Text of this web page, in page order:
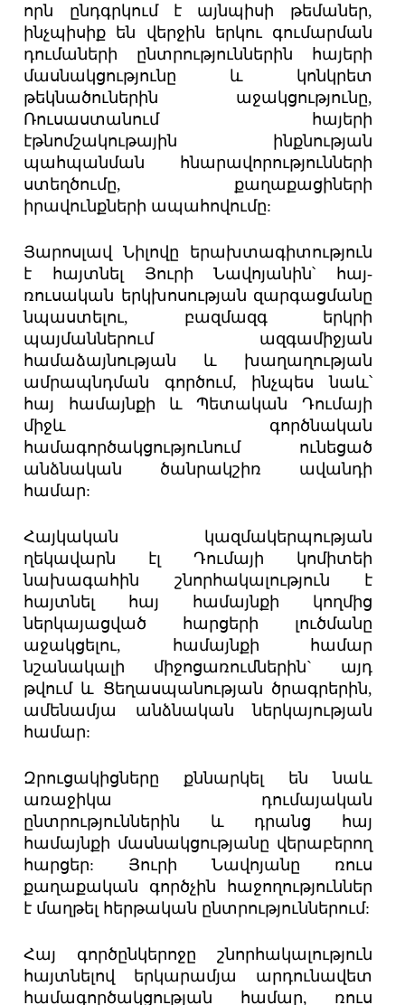
որն ընդգրկում է այնպիսի թեմաներ,
ինչպիսիք են վերջին երկու գումարման
դումաների ընտրություններին հայերի
մասնակցությունը և կոնկրետ
թեկնածուներին աջակցությունը,
Ռուսաստանում հայերի
էթնոմշակութային ինքնության
պահպանման հնարավորությունների
ստեղծումը, քաղաքացիների
իրավունքների ապահովումը:
Յարոսլավ Նիլովը երախտագիտություն
է հայտնել Յուրի Նավոյանին՝ հայ-
ռուսական երկխոսության զարգացմանը
նպաստելու, բազմազգ երկրի
պայմաններում ազգամիջյան
համաձայնության և խաղաղության
ամրապնդման գործում, ինչպես նաև՝
հայ համայնքի և Պետական Դումայի
միջև գործնական
համագործակցությունում ունեցած
անձնական ծանրակշիռ ավանդի
համար:
Հայկական կազմակերպության
ղեկավարն էլ Դումայի կոմիտեի
նախագահին շնորհակալություն է
հայտնել հայ համայնքի կողմից
ներկայացված հարցերի լուծմանը
աջակցելու, համայնքի համար
նշանակալի միջոցառումներին` այդ
թվում և Ցեղասպանության ծրագրերին,
ամենամյա անձնական ներկայության
համար:
Զրուցակիցները քննարկել են նաև
առաջիկա դումայական
ընտրություններին և դրանց հայ
համայնքի մասնակցությանը վերաբերող
հարցեր: Յուրի Նավոյանը ռուս
քաղաքական գործչին հաջողություններ
է մաղթել հերթական ընտրություններում:
Հայ գործընկերոջը շնորհակալություն
հայտնելով երկարամյա արդունավետ
համագործակցության համար, ռուս